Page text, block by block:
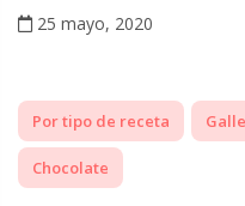
25 mayo, 2020
Por tipo de receta
Chocolate